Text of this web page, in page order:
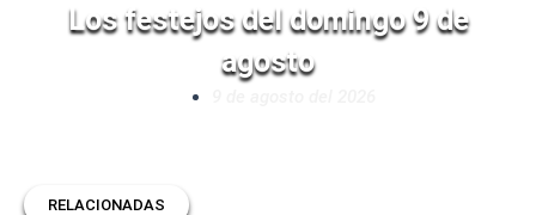
Los festejos del domingo 9 de
agosto
RELACIONADAS